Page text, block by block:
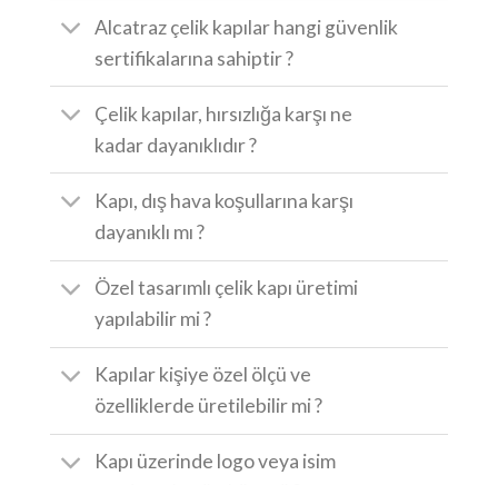
Alcatraz çelik kapılar hangi güvenlik
sertifikalarına sahiptir ?
Çelik kapılar, hırsızlığa karşı ne
kadar dayanıklıdır ?
Kapı, dış hava koşullarına karşı
dayanıklı mı ?
Özel tasarımlı çelik kapı üretimi
yapılabilir mi ?
Kapılar kişiye özel ölçü ve
özelliklerde üretilebilir mi ?
Kapı üzerinde logo veya isim